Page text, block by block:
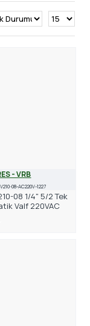
- VRB
08-AC220V-1227
08 1/4" 5/2 Tek
Valf 220VAC